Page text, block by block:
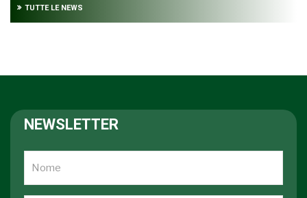
TUTTE LE NEWS
NEWSLETTER